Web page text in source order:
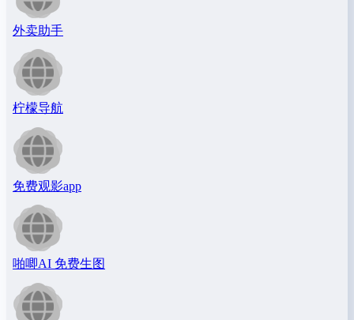
外卖助手
柠檬导航
免费观影app
啪唧AI 免费生图